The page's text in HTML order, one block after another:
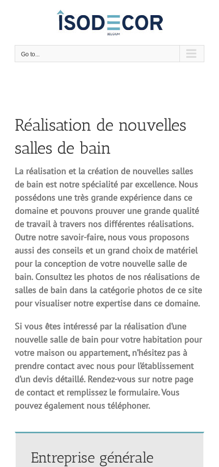
Go to...
Réalisation de nouvelles
salles de bain
La réalisation et la création de nouvelles salles
de bain est notre spécialité par excellence. Nous
possédons une très grande expérience dans ce
domaine et pouvons prouver une grande qualité
de travail à travers nos différentes réalisations.
Outre notre savoir-faire, nous vous proposons
aussi des conseils et un grand choix de matériel
pour la conception de votre nouvelle salle de
bain. Consultez les photos de nos réalisations de
salles de bain dans la catégorie photos de ce site
pour visualiser notre expertise dans ce domaine.
Si vous êtes intéressé par la réalisation d’une
nouvelle salle de bain pour votre habitation pour
votre maison ou appartement, n’hésitez pas à
prendre contact avec nous pour l’établissement
d’un devis détaillé. Rendez-vous sur notre page
de contact et remplissez le formulaire. Vous
pouvez également nous téléphoner.
Entreprise générale